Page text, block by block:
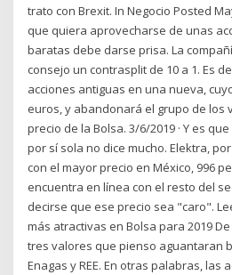
trato con Brexit. In Negocio Posted
que quiera aprovecharse de unas
baratas debe darse prisa. La
consejo un contrasplit de 10 a 1. Es
acciones antiguas en una nueva,
euros, y abandonará el grupo de los
precio de la Bolsa. 3/6/2019 · Y es
por sí sola no dice mucho. Elektra,
con el mayor precio en México, 996
encuentra en línea con el resto del
decirse que ese precio sea "caro".
más atractivas en Bolsa para 2019
tres valores que pienso aguantaran
Enagas y REE. En otras palabras, las